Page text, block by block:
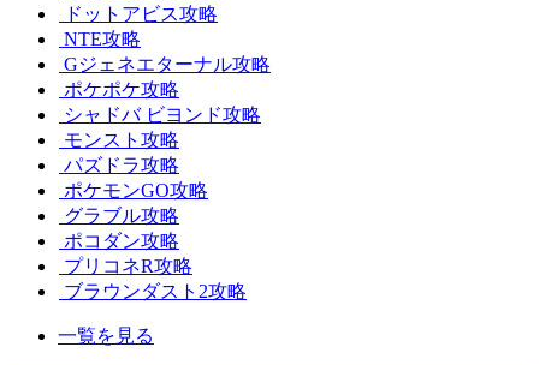
ドットアビス攻略
NTE攻略
Gジェネエターナル攻略
ポケポケ攻略
シャドバ ビヨンド攻略
モンスト攻略
パズドラ攻略
ポケモンGO攻略
グラブル攻略
ポコダン攻略
プリコネR攻略
ブラウンダスト2攻略
一覧を見る